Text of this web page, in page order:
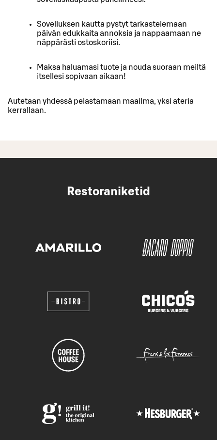
Sovelluksen kautta pystyt tarkastelemaan
päivän edukkaita annoksia ja nappaamaan ne
näppärästi ostoskoriisi.
Maksa haluamasi tuote ja nouda suoraan meiltä
itsellesi sopivaan aikaan!
Autetaan yhdessä pelastamaan maailma, yksi ateria
kerrallaan.
Restoraniketid